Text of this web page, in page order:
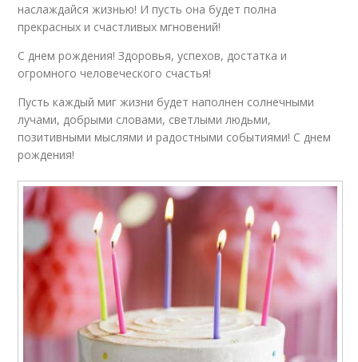
наслаждайся жизнью! И пусть она будет полна
прекрасных и счастливых мгновений!
С днем рождения! Здоровья, успехов, достатка и
огромного человеческого счастья!
Пусть каждый миг жизни будет наполнен солнечными
лучами, добрыми словами, светлыми людьми,
позитивными мыслями и радостными событиями! С днем
рождения!